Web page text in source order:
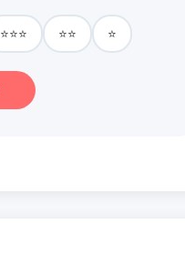
⭐⭐⭐ ⭐⭐ ⭐